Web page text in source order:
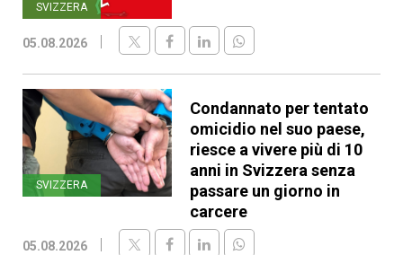
SVIZZERA
05.08.2026
SVIZZERA
Condannato per tentato
omicidio nel suo paese,
riesce a vivere più di 10
anni in Svizzera senza
passare un giorno in
carcere
05.08.2026